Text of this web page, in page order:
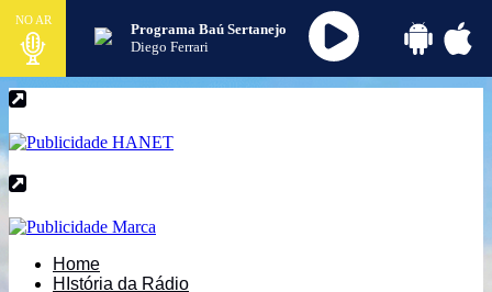
NO AR
Programa Baú Sertanejo
Diego Ferrari
Home
HIstória da Rádio